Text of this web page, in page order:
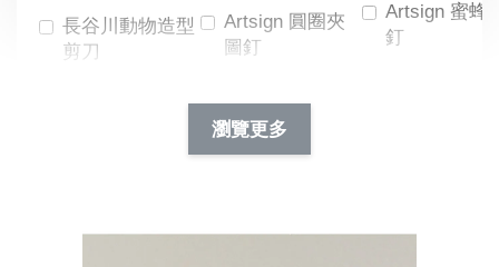
長谷川動物造型
剪刀
Artsign 圓圈夾
圖釘
NT$ 19.00
NT$ 66.00
Artsign 蜜蜂
釘
瀏覽更多